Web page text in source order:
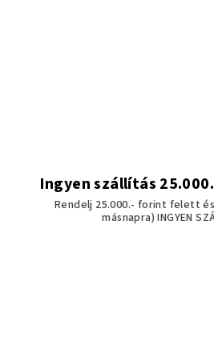
Ingyen szállítás
Rendelj 25.000.- forint felett
másnapra) INGYEN